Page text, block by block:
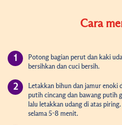
Cara
Potong bagian perut dan kaki
bersihkan dan cuci bersih.
Letakkan bihun dan jamur enoki
putih cincang dan bawang putih
lalu letakkan udang di atas
selama 5-8 menit.